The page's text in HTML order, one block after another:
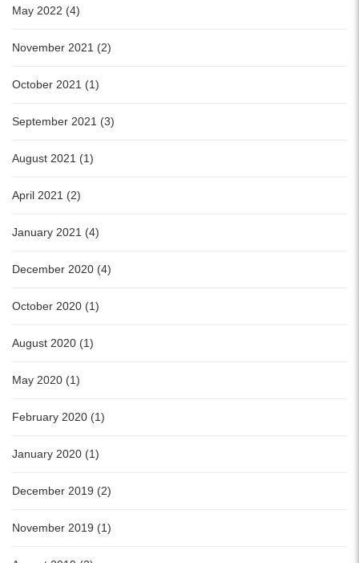
May 2022 (4)
November 2021 (2)
October 2021 (1)
September 2021 (3)
August 2021 (1)
April 2021 (2)
January 2021 (4)
December 2020 (4)
October 2020 (1)
August 2020 (1)
May 2020 (1)
February 2020 (1)
January 2020 (1)
December 2019 (2)
November 2019 (1)